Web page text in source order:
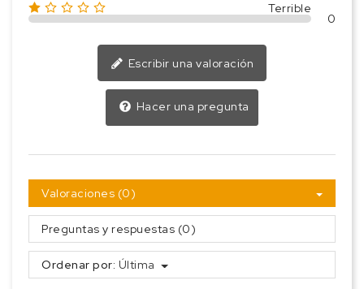
Terrible
0
Escribir una valoración
Hacer una pregunta
Valoraciones (0)
Preguntas y respuestas (0)
Ordenar por: Última